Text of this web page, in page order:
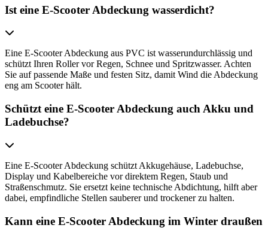
Ist eine E-Scooter Abdeckung wasserdicht?
Eine E-Scooter Abdeckung aus PVC ist wasserundurchlässig und
schützt Ihren Roller vor Regen, Schnee und Spritzwasser. Achten
Sie auf passende Maße und festen Sitz, damit Wind die Abdeckung
eng am Scooter hält.
Schützt eine E-Scooter Abdeckung auch Akku und
Ladebuchse?
Eine E-Scooter Abdeckung schützt Akkugehäuse, Ladebuchse,
Display und Kabelbereiche vor direktem Regen, Staub und
Straßenschmutz. Sie ersetzt keine technische Abdichtung, hilft aber
dabei, empfindliche Stellen sauberer und trockener zu halten.
Kann eine E-Scooter Abdeckung im Winter draußen